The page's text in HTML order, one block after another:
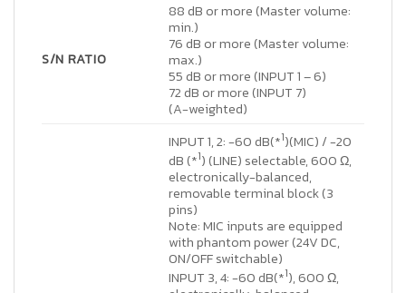
S/N RATIO
88 dB or more (Master volume:
min.)
76 dB or more (Master volume:
max.)
55 dB or more (INPUT 1 – 6)
72 dB or more (INPUT 7)
(A-weighted)
INPUT 1, 2: -60 dB(*1)(MIC) / -20
dB (*1) (LINE) selectable, 600 Ω,
electronically-balanced,
removable terminal block (3
pins)
Note: MIC inputs are equipped
with phantom power (24V DC,
ON/OFF switchable)
INPUT 3, 4: -60 dB(*1), 600 Ω,